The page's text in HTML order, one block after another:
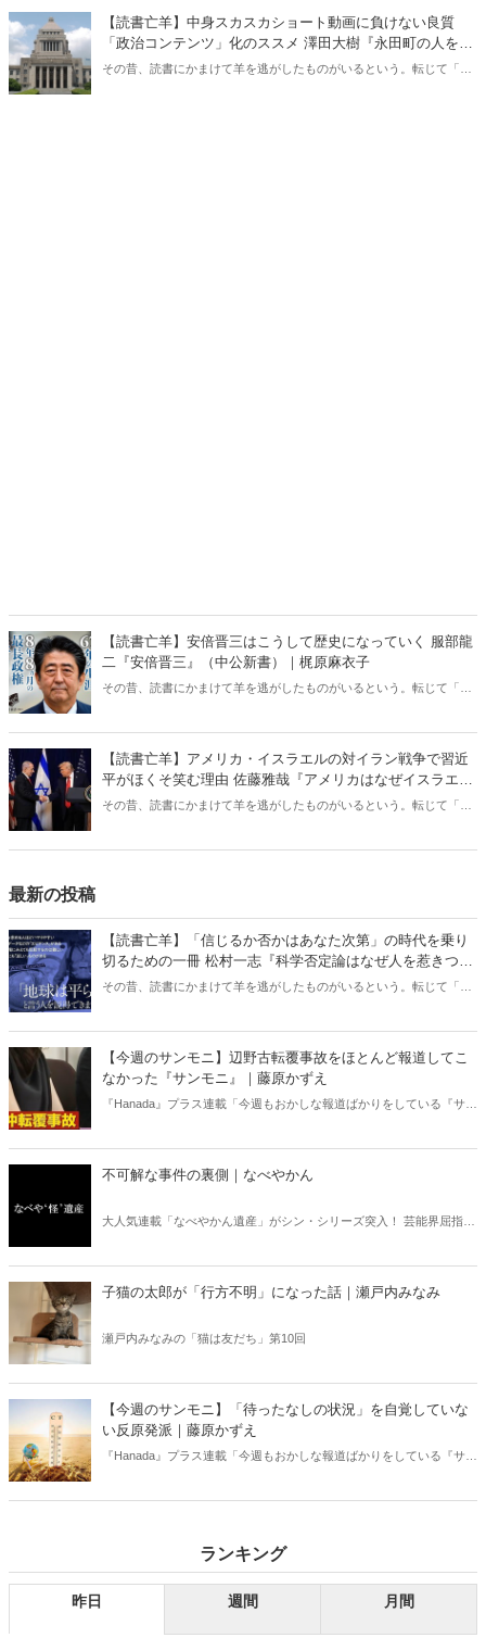
ある。元月刊『Hanada』編集部員のライター・梶原がお送りする時事
書評！
【読書亡羊】中身スカスカショート動画に負けない良質
「政治コンテンツ」化のススメ 澤田大樹『永田町の人をウ
ォッチしてみた』（カンゼン）｜梶原麻衣子
その昔、読書にかまけて羊を逃がしたものがいるという。転じて「読
【読書亡羊】安倍晋三はこうして歴史になっていく 服部龍
二『安倍晋三』（中公新書）｜梶原麻衣子
その昔、読書にかまけて羊を逃がしたものがいるという。転じて「読
ある。元月刊『Hanada』編集部員のライター・梶原がお送りする時事
書評！
【読書亡羊】アメリカ・イスラエルの対イラン戦争で習近
平がほくそ笑む理由 佐藤雅哉『アメリカはなぜイスラエル
を支援するのか』（名古屋大学出版会）｜梶原麻衣子
その昔、読書にかまけて羊を逃がしたものがいるという。転じて「読
最新の投稿
【読書亡羊】「信じるか否かはあなた次第」の時代を乗り
切るための一冊 松村一志『科学否定論はなぜ人を惹きつけ
るのか』（ちくま新書）｜梶原麻衣子
その昔、読書にかまけて羊を逃がしたものがいるという。転じて「読
ある。元月刊『Hanada』編集部員のライター・梶原がお送りする時事
書評！
【今週のサンモニ】辺野古転覆事故をほとんど報道してこ
なかった『サンモニ』｜藤原かずえ
『Hanada』プラス連載「今週もおかしな報道ばかりをしている『サン
不可解な事件の裏側｜なべやかん
大人気連載「なべやかん遺産」がシン・シリーズ突入！ 芸能界屈指の
信じるか信じないかは、あなた次第！ 芸能ニュース
子猫の太郎が「行方不明」になった話｜瀬戸内みなみ
瀬戸内みなみの「猫は友だち」第10回
【今週のサンモニ】「待ったなしの状況」を自覚していな
い反原発派｜藤原かずえ
『Hanada』プラス連載「今週もおかしな報道ばかりをしている『サン
ランキング
昨日 週間 月間